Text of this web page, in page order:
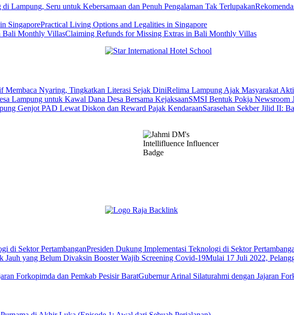
Practical Living Options and Legalities in Singapore
Claiming Refunds for Missing Extras in Bali Monthly Villas
Relima Lampung Ajak Masyarakat
SMSI Bentuk Pokja Newsroom
Sarasehan Sekber Jilid II:
Presiden Dukung Implementasi Teknologi di Sektor
Mulai 17 Juli 2022,
Gubernur Arinal Silaturahmi dengan Jajaran